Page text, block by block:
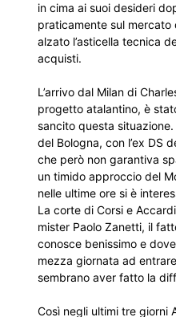
in cima ai suoi desideri
praticamente sul mercato
alzato l’asticella tecnica
acquisti.
L’arrivo dal Milan di
progetto atalantino, è
sancito questa
del Bologna, con l’ex DS
che però non garantiva
un timido approccio del
nelle ultime ore si è
La corte di Corsi e
mister Paolo Zanetti, il
conosce benissimo e
mezza giornata ad
sembrano aver fatto la
Così negli ultimi tre giorni